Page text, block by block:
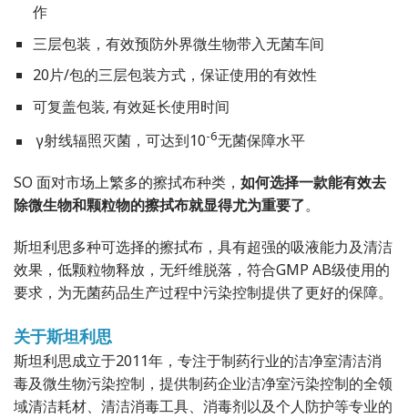
作
三层包装，有效预防外界微生物带入无菌车间
20片/包的三层包装方式，保证使用的有效性
可复盖包装, 有效延长使用时间
γ射线辐照灭菌，可达到10-6无菌保障水平
SO 面对市场上繁多的擦拭布种类， 如何选择一款能有效去
除微生物和颗粒物的擦拭布就显得尤为重要了。
斯坦利思多种可选择的擦拭布，具有超强的吸液能力及清洁
效果，低颗粒物释放，无纤维脱落，符合GMP AB级使用的
要求，为无菌药品生产过程中污染控制提供了更好的保障。
关于斯坦利思
斯坦利思成立于2011年，专注于制药行业的洁净室清洁消
毒及微生物污染控制，提供制药企业洁净室污染控制的全领
域清洁耗材、清洁消毒工具、消毒剂以及个人防护等专业的